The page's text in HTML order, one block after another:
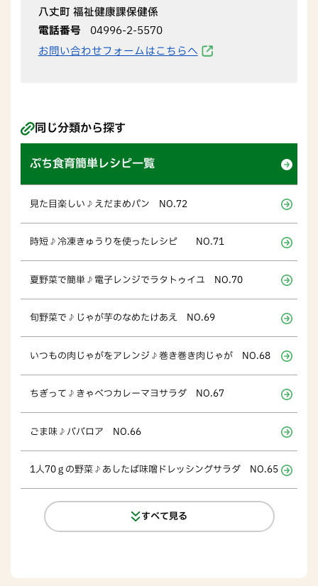
八丈町 福祉健康課保健係
電話番号
04996-2-5570
お問い合わせフォームはこちらへ
同じ分類から探す
ぷち食育簡単レシピ一覧
見た目楽しい♪えだまめパン NO.72
時短♪冷凍きゅうりを使ったレシピ NO.71
夏野菜で簡単♪電子レンジでラタトゥイユ NO.70
旬野菜で♪じゃが芋のなめたけあえ NO.69
いつもの肉じゃがをアレンジ♪巻き巻き肉じゃが NO.68
ちぎって♪きゃべつカレーマヨサラダ NO.67
ごま味♪ババロア NO.66
1人70ｇの野菜♪あしたば味噌ドレッシングサラダ NO.65
すべて見る